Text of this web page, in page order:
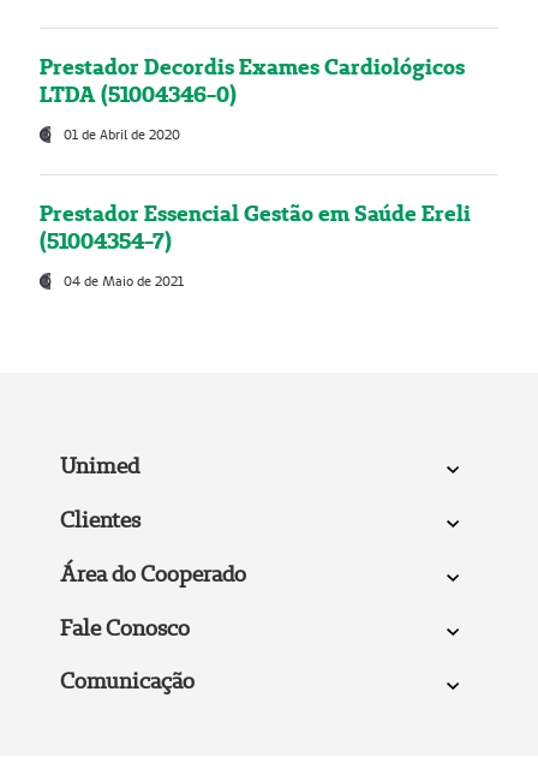
Prestador Decordis Exames Cardiológicos
LTDA (51004346-0)
01 de Abril de 2020
Prestador Essencial Gestão em Saúde Ereli
(51004354-7)
04 de Maio de 2021
Unimed
Clientes
Área do Cooperado
Fale Conosco
Comunicação